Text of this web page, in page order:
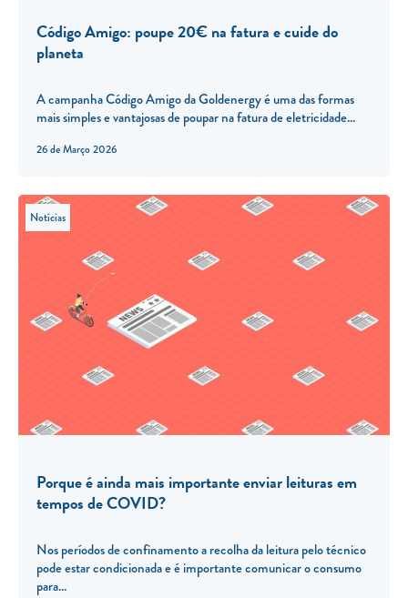
26 de Março 2026
Código Amigo: poupe 20€ na fatura e cuide do
planeta
A campanha Código Amigo da Goldenergy é uma das formas
mais simples e vantajosas de poupar na fatura de eletricidade...
Notícias
Porque é ainda mais importante enviar leituras em
tempos de COVID?
Nos períodos de confinamento a recolha da leitura pelo técnico
pode estar condicionada e é importante comunicar o consumo
para...